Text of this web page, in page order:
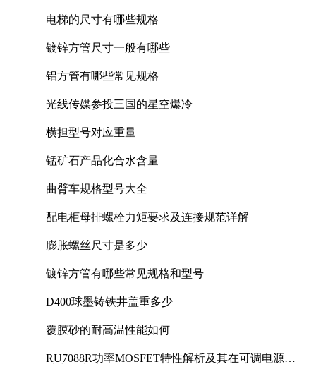
电梯的尺寸有哪些规格
镀锌方管尺寸一般有哪些
铝方管有哪些常见规格
光线传媒参投三国的星空爆冷
横担型号对应重量
锰矿石产品化合水含量
曲臂车规格型号大全
配电柜母排螺栓力矩要求及连接规范详解
膨胀螺丝尺寸是多少
镀锌方管有哪些常见规格和型号
D400球墨铸铁井盖重多少
覆膜砂的耐高温性能如何
RU7088R功率MOSFET特性解析及其在可调电源设